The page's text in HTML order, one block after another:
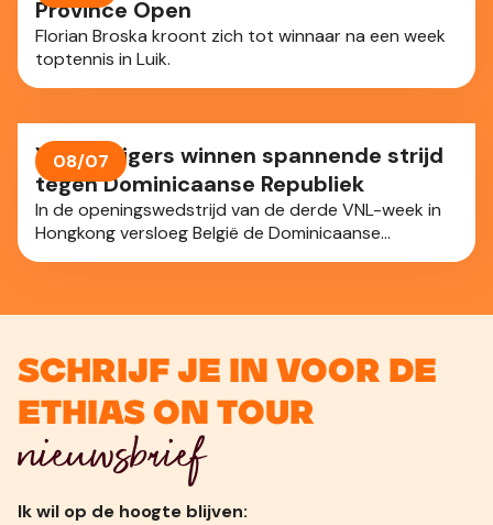
uur en 17 minuten stond er 6-4, 6-7, 6-3 op het
bord.
Province Open
Florian Broska kroont zich tot winnaar na een week
toptennis in Luik.
Yellow Tigers winnen spannende strijd
tegen Dominicaanse Republiek
In de openingswedstrijd van de derde VNL-week in
Hongkong versloeg België de Dominicaanse
Republiek na een zenuwslopende vijfsetter: 3-2.
08/07
Schrijf je in voor de
Ethias On Tour
nieuwsbrief
Ik wil op de hoogte blijven: